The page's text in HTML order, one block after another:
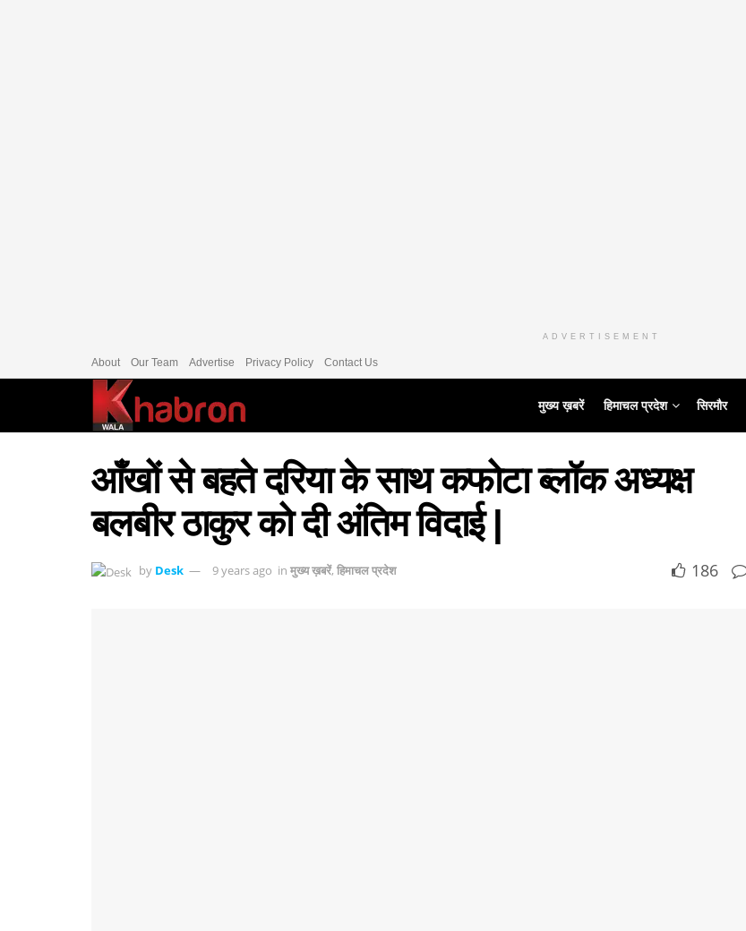
ADVERTISEMENT
About Our Team Advertise Privacy Policy Contact Us
मुख्य ख़बरें हिमाचल प्रदेश सिरमौर
आँखों से बहते दरिया के साथ कफोटा ब्लॉक अध्यक्ष
बलबीर ठाकुर को दी अंतिम विदाई |
by Desk 9 years ago in मुख्य ख़बरें, हिमाचल प्रदेश 186